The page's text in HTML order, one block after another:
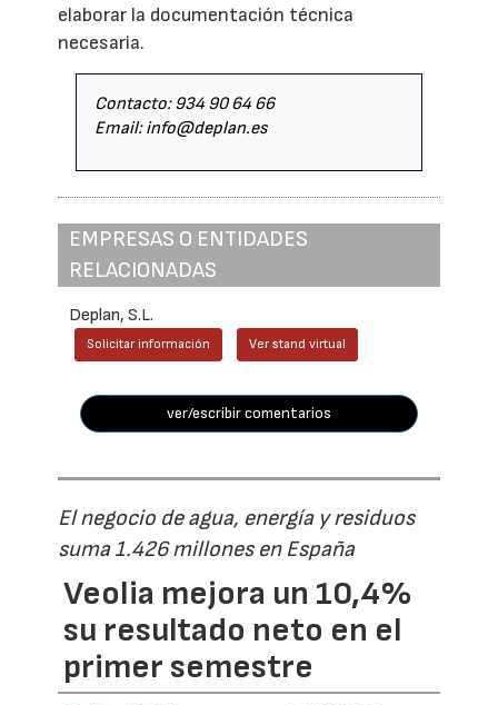
elaborar la documentación técnica
necesaria.
Contacto: 934 90 64 66
Email: info@deplan.es
EMPRESAS O ENTIDADES
RELACIONADAS
Deplan, S.L.
Solicitar información Ver stand virtual
ver/escribir comentarios
El negocio de agua, energía y residuos
suma 1.426 millones en España
Veolia mejora un 10,4%
su resultado neto en el
primer semestre